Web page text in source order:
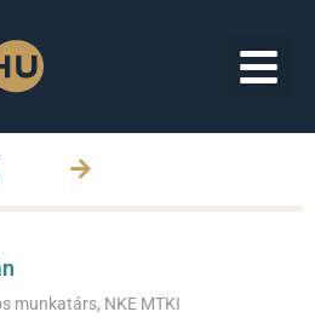
munkatárs, NKE MTKI